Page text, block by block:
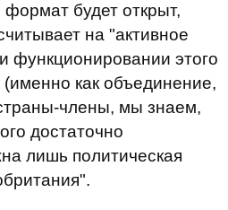
будет открыт,
на "активное
функционировании этого
как объединение,
члены, мы знаем,
достаточно
лишь политическая